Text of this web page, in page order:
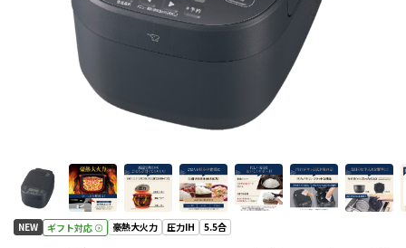
NEW ギフト対応 豪熱大火力 圧力IH 5.5合